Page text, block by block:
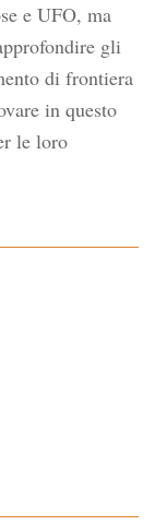
e UFO, ma
gli
di frontiera
in questo
le loro